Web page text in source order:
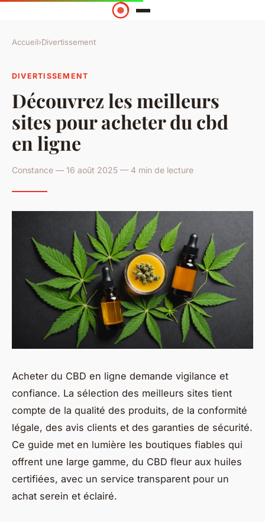
Accueil›Divertissement
DIVERTISSEMENT
Découvrez les meilleurs
sites pour acheter du cbd
en ligne
Constance — 16 août 2025 — 4 min de lecture
Acheter du CBD en ligne demande vigilance et
confiance. La sélection des meilleurs sites tient
compte de la qualité des produits, de la conformité
légale, des avis clients et des garanties de sécurité.
Ce guide met en lumière les boutiques fiables qui
offrent une large gamme, du CBD fleur aux huiles
certifiées, avec un service transparent pour un
achat serein et éclairé.